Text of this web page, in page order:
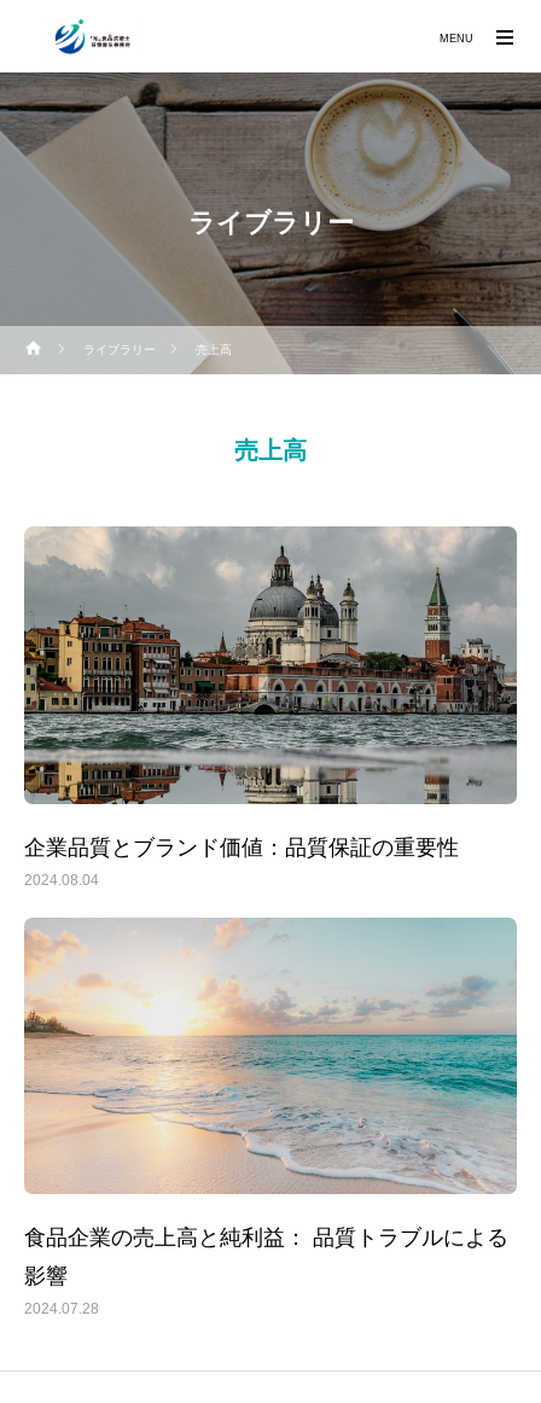
ライブラリー
ライブラリー 売上高
売上高
企業品質とブランド価値：品質保証の重要性
2024.08.04
食品企業の売上高と純利益： 品質トラブルによる
影響
2024.07.28
MENU